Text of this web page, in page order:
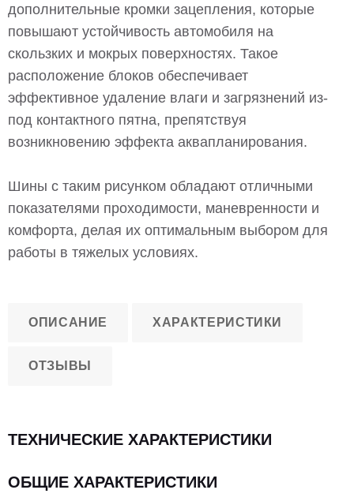
дополнительные кромки зацепления, которые
повышают устойчивость автомобиля на
скользких и мокрых поверхностях. Такое
расположение блоков обеспечивает
эффективное удаление влаги и загрязнений из-
под контактного пятна, препятствуя
возникновению эффекта аквапланирования.
Шины с таким рисунком обладают отличными
показателями проходимости, маневренности и
комфорта, делая их оптимальным выбором для
работы в тяжелых условиях.
ОПИСАНИЕ ХАРАКТЕРИСТИКИ
ОТЗЫВЫ
ТЕХНИЧЕСКИЕ ХАРАКТЕРИСТИКИ
ОБЩИЕ ХАРАКТЕРИСТИКИ